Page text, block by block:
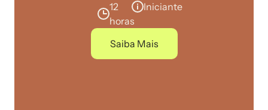
12
horas
Iniciante
Saiba Mais